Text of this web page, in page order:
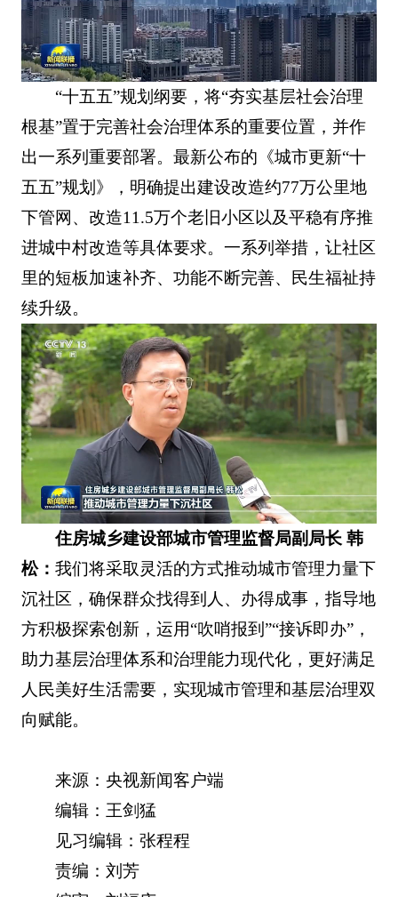
“十五五”规划纲要，将“夯实基层社会治理
根基”置于完善社会治理体系的重要位置，并作
出一系列重要部署。最新公布的《城市更新“十
五五”规划》，明确提出建设改造约77万公里地
下管网、改造11.5万个老旧小区以及平稳有序推
进城中村改造等具体要求。一系列举措，让社区
里的短板加速补齐、功能不断完善、民生福祉持
续升级。
住房城乡建设部城市管理监督局副局长 韩
松： 我们将采取灵活的方式推动城市管理力量下
沉社区，确保群众找得到人、办得成事，指导地
方积极探索创新，运用“吹哨报到”“接诉即办”，
助力基层治理体系和治理能力现代化，更好满足
人民美好生活需要，实现城市管理和基层治理双
向赋能。
来源：央视新闻客户端
编辑：王剑猛
见习编辑：张程程
责编：刘芳